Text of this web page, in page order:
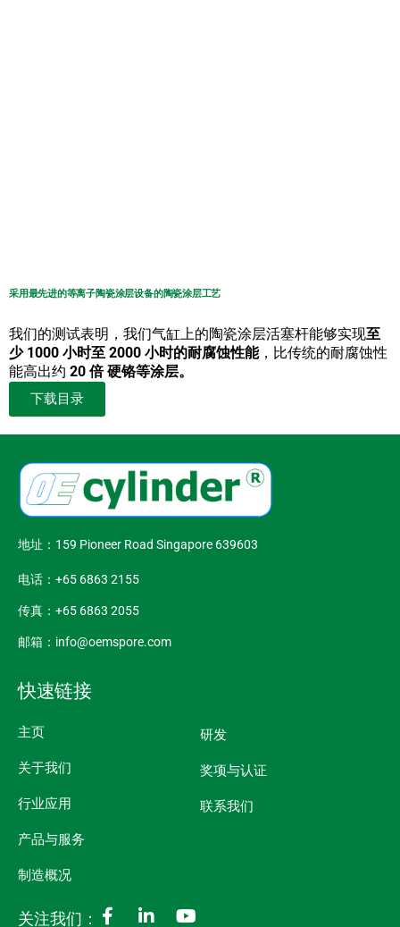
采用最先进的等离子陶瓷涂层设备的陶瓷涂层工艺
我们的测试表明，我们气缸上的陶瓷涂层活塞杆能够实现至
少 1000 小时至 2000 小时的耐腐蚀性能，比传统的耐腐蚀性
能高出约 20 倍 硬铬等涂层。
下载目录
地址：159 Pioneer Road Singapore 639603
电话：+65 6863 2155
传真：+65 6863 2055
邮箱：info@oemspore.com
快速链接
主页
关于我们
行业应用
产品与服务
制造概况
研发
奖项与认证
联系我们
关注我们：